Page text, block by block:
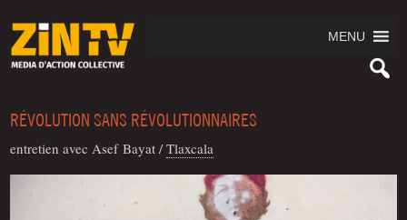
MENU
RÉVOLUTION SANS RÉVOLUTIONNAIRES
entre­tien avec Asef Bayat /Tlax­ca­la